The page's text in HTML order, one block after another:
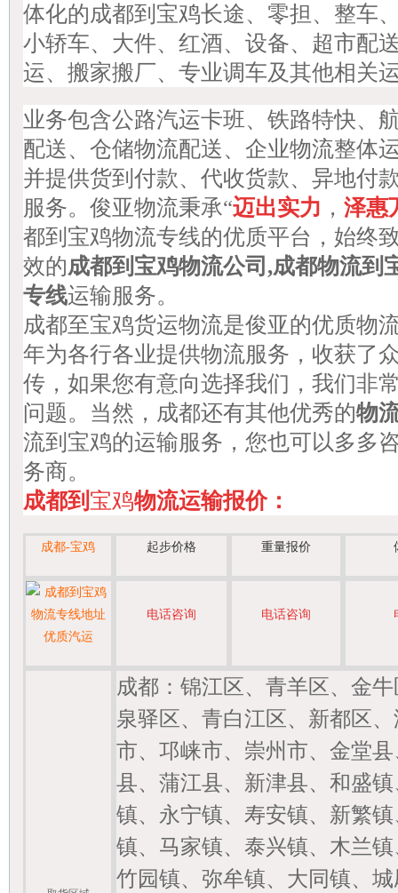
体化的成都到 宝鸡长途、零担、整车
小轿车、大件、红酒、设备、超市配
运、搬家搬厂、专业调车及其他相关
业务包含公路汽运卡班、铁路特快、
配送、仓储物流配送、企业物流整体
并提供货到付款、代收货款、异地付
服务。俊亚物流秉承“迈出实力 ， 泽惠
都到宝鸡物流专线的优质平台，始终
效的成都到宝鸡物流公司,成都物流到
专线运输服务。
成都至宝鸡货运物流是俊亚的优质物
年为各行各业提供物流服务，收获了
传，如果您有意向选择我们，我们非
问题。当然，成都还有其他优秀的物
流到宝鸡的运输服务，您也可以多多
务商。
成都到 宝鸡物流运输报价：
成都-宝鸡 起步价格 重量报价
优质汽运
电话咨询 电话咨询
成都：锦江区、青羊区、金
泉驿区、青白江区、新都区
市、邛崃市、崇州市、金堂
县、蒲江县、新津县、和盛
镇、永宁镇、寿安镇、新繁
镇、马家镇、泰兴镇、木兰
竹园镇、弥牟镇、大同镇、